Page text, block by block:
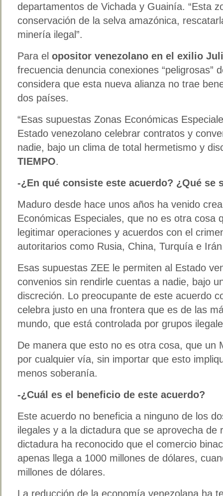
departamentos de Vichada y Guainía. “Esta
conservación de la selva amazónica,
minería ilegal”.
Para el opositor venezolano en el exilio
frecuencia denuncia conexiones “peligrosas”
considera que esta nueva alianza no trae
dos países.
“Esas supuestas Zonas Económicas
Estado venezolano celebrar contratos y
nadie, bajo un clima de total hermetismo y
TIEMPO.
-¿En qué consiste este acuerdo? ¿Qué se
Maduro desde hace unos años ha venido
Económicas Especiales, que no es otra cosa
legitimar operaciones y acuerdos con el
autoritarios como Rusia, China, Turquía e
Esas supuestas ZEE le permiten al Estado
convenios sin rendirle cuentas a nadie, bajo
discreción. Lo preocupante de este acuerdo
celebra justo en una frontera que es de las
mundo, que está controlada por grupos
De manera que esto no es otra cosa, que un
por cualquier vía, sin importar que esto
menos soberanía.
-¿Cuál es el beneficio de este acuerdo?
Este acuerdo no beneficia a ninguno de los
ilegales y a la dictadura que se aprovecha de
dictadura ha reconocido que el comercio
apenas llega a 1000 millones de dólares,
millones de dólares.
La reducción de la economía venezolana ha